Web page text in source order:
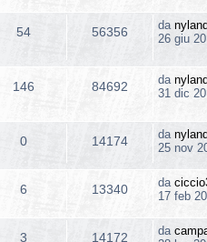
54 56356 da
26 giu
146 84692 da
31 dic
0 14174 da
25 nov
6 13340 da
17 feb
3 14172 da